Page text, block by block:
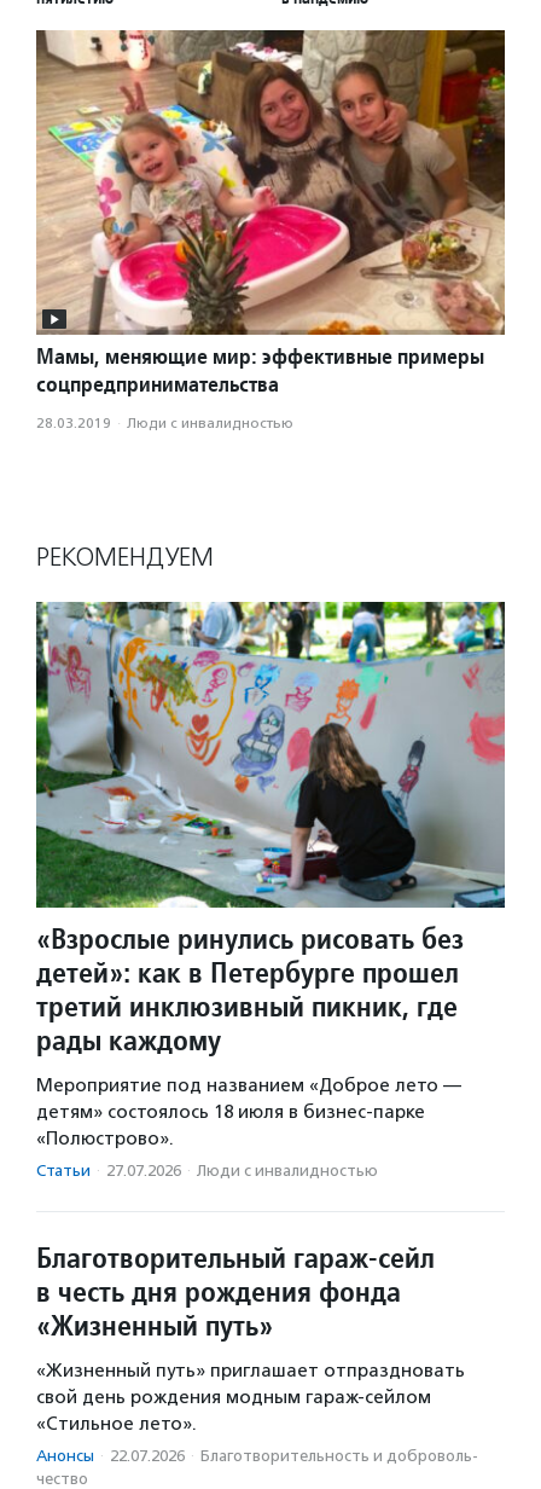
Мамы, меняющие мир: эффективные примеры
соцпредпринимательства
28.03.2019 · Люди с инвалидностью
РЕКОМЕНДУЕМ
«Взрослые ринулись рисовать без
детей»: как в Петербурге прошел
третий инклюзивный пикник, где
рады каждому
Мероприятие под названием «Доброе лето —
детям» состоялось 18 июля в бизнес-парке
«Полюстрово».
Статьи · 27.07.2026 · Люди с инвалидностью
Благотворительный гараж-сейл
в честь дня рождения фонда
«Жизненный путь»
«Жизненный путь» приглашает отпраздновать
свой день рождения модным гараж-сейлом
«Стильное лето».
Анонсы · 22.07.2026 · Благотвори­тель­ность и доброволь­
чест­во